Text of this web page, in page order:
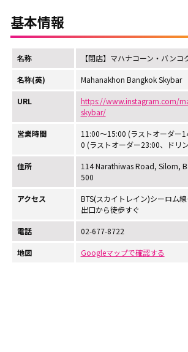
基本情報
名称 【閉店】マハナコーン・バンコ
名称(英) Mahanakhon Bangkok Skybar
URL
https://www.instagram.com/
skybar/
営業時間
11:00～15:00 (ラストオーダー
0 (ラストオーダー23:00、ドリ
住所
114 Narathiwas Road, Silom,
500
アクセス
BTS(スカイトレイン)シーロム
出口から徒歩すぐ
電話 02-677-8722
地図 Googleマップで確認する